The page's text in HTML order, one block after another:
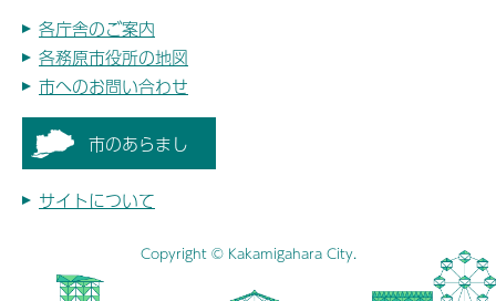
各庁舎のご案内
各務原市役所の地図
市へのお問い合わせ
市のあらまし
サイトについて
Copyright © Kakamigahara City.